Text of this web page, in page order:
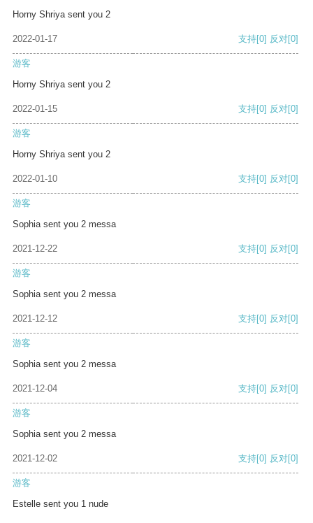
Horny Shriya sent you 2
2022-01-17 支持[0] 反对[0]
游客
Horny Shriya sent you 2
2022-01-15 支持[0] 反对[0]
游客
Horny Shriya sent you 2
2022-01-10 支持[0] 反对[0]
游客
Sophia sent you 2 messa
2021-12-22 支持[0] 反对[0]
游客
Sophia sent you 2 messa
2021-12-12 支持[0] 反对[0]
游客
Sophia sent you 2 messa
2021-12-04 支持[0] 反对[0]
游客
Sophia sent you 2 messa
2021-12-02 支持[0] 反对[0]
游客
Estelle sent you 1 nude